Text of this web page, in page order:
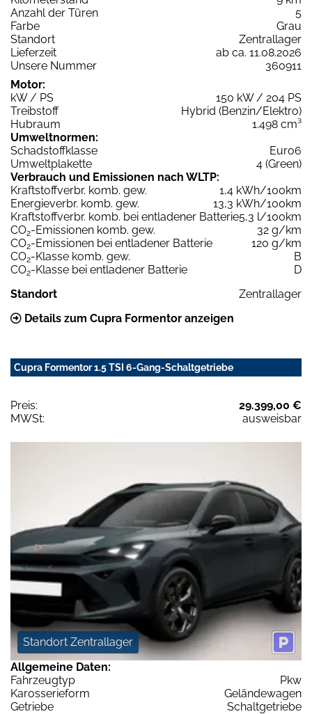
Anzahl der Türen
5
Farbe
Grau
Standort
Zentrallager
Lieferzeit
ab ca. 11.08.2026
Unsere Nummer
360911
Motor:
kW / PS
150 kW / 204 PS
Treibstoff
Hybrid (Benzin/Elektro)
Hubraum
1.498 cm³
Umweltnormen:
Schadstoffklasse
Euro6
Umweltplakette
4 (Green)
Verbrauch und Emissionen nach WLTP:
Kraftstoffverbr. komb. gew.
1,4 kWh/100km
Energieverbr. komb. gew.
13,3 kWh/100km
Kraftstoffverbr. komb. bei entladener Batterie5,3 l/100km
CO2-Emissionen komb. gew.
32 g/km
CO2-Emissionen bei entladener Batterie
120 g/km
CO2-Klasse komb. gew.
B
CO2-Klasse bei entladener Batterie
D
Standort
Zentrallager
Details zum Cupra Formentor anzeigen
Cupra Formentor 1.5 TSI 6-Gang-Schaltgetriebe
Preis:
29.399,00 €
MWSt:
ausweisbar
Standort Zentrallager
Allgemeine Daten:
Fahrzeugtyp
Pkw
Karosserieform
Geländewagen
Getriebe
Schaltgetriebe